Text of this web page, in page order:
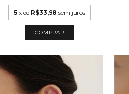
5 x de R$33,98 sem juros
COMPRAR